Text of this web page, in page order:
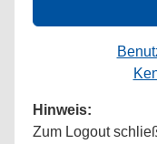
Hinweis:
Zum Logout